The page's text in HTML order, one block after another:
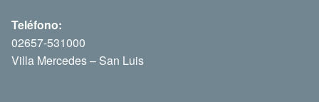
Teléfono:
02657-531000
Villa Mercedes – San Luis